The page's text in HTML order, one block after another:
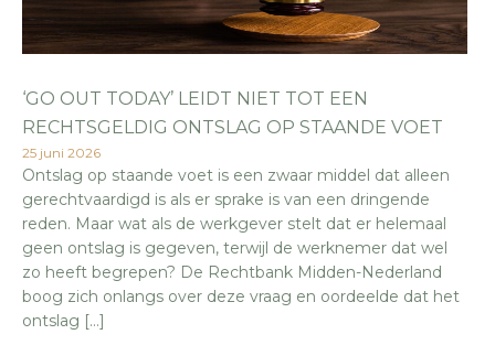
‘GO OUT TODAY’ LEIDT NIET TOT EEN
RECHTSGELDIG ONTSLAG OP STAANDE VOET
25 juni 2026
Ontslag op staande voet is een zwaar middel dat alleen
gerechtvaardigd is als er sprake is van een dringende
reden. Maar wat als de werkgever stelt dat er helemaal
geen ontslag is gegeven, terwijl de werknemer dat wel
zo heeft begrepen? De Rechtbank Midden-Nederland
boog zich onlangs over deze vraag en oordeelde dat het
ontslag […]